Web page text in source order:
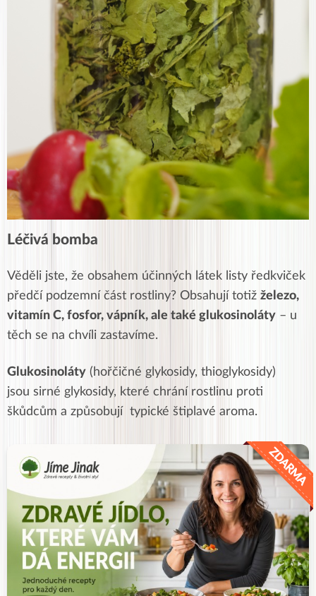
Léčivá bomba
Věděli jste, že obsahem účinných látek listy ředkviček
předčí podzemní část rostliny? Obsahují totiž železo,
vitamín C, fosfor, vápník, ale také glukosinoláty – u
těch se na chvíli zastavíme.
Glukosinoláty (hořčičné glykosidy, thioglykosidy)
jsou sirné glykosidy, které chrání rostlinu proti
škůdcům a způsobují typické štiplavé aroma.